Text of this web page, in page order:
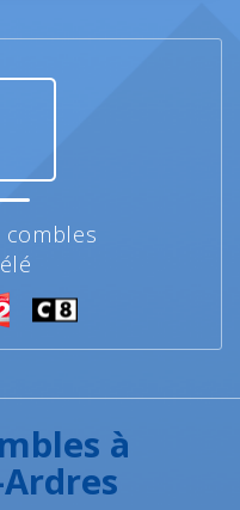
combles
à